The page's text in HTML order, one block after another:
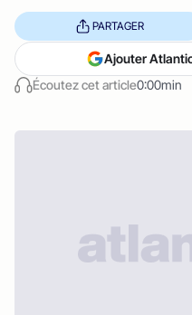
Écoutez cet article0:00min
PARTAGER
Ajouter